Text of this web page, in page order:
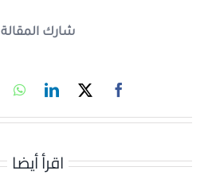
شارك المقالة
اقرأ أيضا